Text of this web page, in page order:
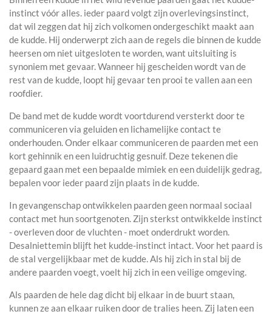
instinct vóór alles. ieder paard volgt zijn overlevingsinstinct,
dat wil zeggen dat hij zich volkomen ondergeschikt maakt aan
de kudde. Hij onderwerpt zich aan de regels die binnen de kudde
heersen om niet uitgesloten te worden, want uitsluiting is
synoniem met gevaar. Wanneer hij gescheiden wordt van de
rest van de kudde, loopt hij gevaar ten prooi te vallen aan een
roofdier.
De band met de kudde wordt voortdurend versterkt door te
communiceren via geluiden en lichamelijke contact te
onderhouden. Onder elkaar communiceren de paarden met een
kort gehinnik en een luidruchtig gesnuif. Deze tekenen die
gepaard gaan met een bepaalde mimiek en een duidelijk gedrag,
bepalen voor ieder paard zijn plaats in de kudde.
In gevangenschap ontwikkelen paarden geen normaal sociaal
contact met hun soortgenoten. Zijn sterkst ontwikkelde instinct
- overleven door de vluchten - moet onderdrukt worden.
Desalniettemin blijft het kudde-instinct intact. Voor het paard is
de stal vergelijkbaar met de kudde. Als hij zich in stal bij de
andere paarden voegt, voelt hij zich in een veilige omgeving.
Als paarden de hele dag dicht bij elkaar in de buurt staan,
kunnen ze aan elkaar ruiken door de tralies heen. Zij laten een